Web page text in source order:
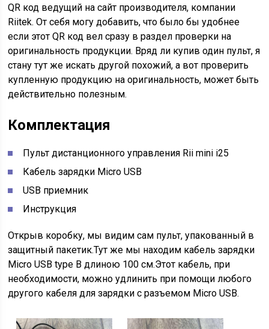
QR код ведущий на сайт производителя, компании
Riitek. От себя могу добавить, что было бы удобнее
если этот QR код вел сразу в раздел проверки на
оригинальность продукции. Вряд ли купив один пульт, я
стану тут же искать другой похожий, а вот проверить
купленную продукцию на оригинальность, может быть
действительно полезным.
Комплектация
Пульт дистанционного управления Rii mini i25
Кабель зарядки Micro USB
USB приемник
Инструкция
Открыв коробку, мы видим сам пульт, упакованный в
защитный пакетик.Тут же мы находим кабель зарядки
Micro USB type B длиною 100 см.Этот кабель, при
необходимости, можно удлинить при помощи любого
другого кабеля для зарядки с разъемом Micro USB.